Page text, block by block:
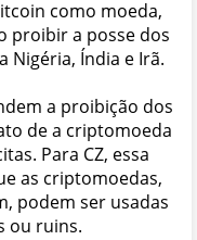
como moeda,
proibir a posse dos
Nigéria, Índia e Irã.
a proibição dos
de a criptomoeda
Para CZ, essa
as criptomoedas,
podem ser usadas
ou ruins.